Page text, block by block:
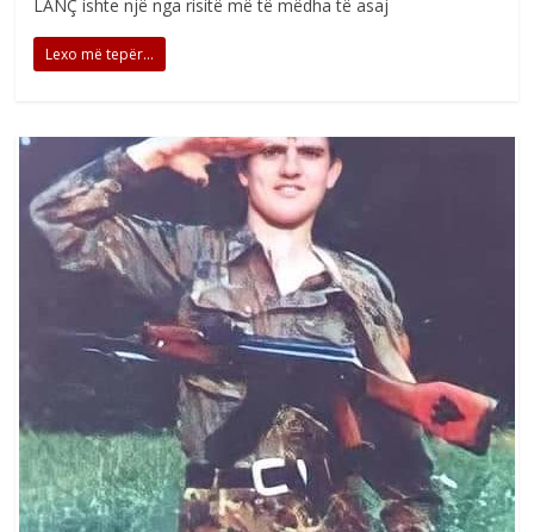
LANÇ ishte një nga risitë më të mëdha të asaj
Lexo më tepër...